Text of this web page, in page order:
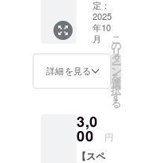
期間：
販売開
始から
随時 ・
ブログ
掲載期
11月1日
より
2026年
12月31
日まで
レン
ダー ・
サイ
ズ：
A2（縦
420mm
×横
594mm
紙を広
げたよ
り少し
大き
定：
2025
年10
月
詳細を見る
こ
の
リ
タ
ー
ン
を
選
択
す
る
3,0
00 円
【スペ